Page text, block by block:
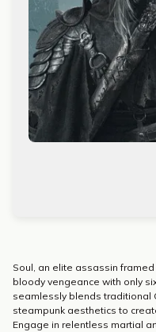
Soul, an elite assassin
bloody vengeance with only
seamlessly blends traditional
steampunk aesthetics to
Engage in relentless martial